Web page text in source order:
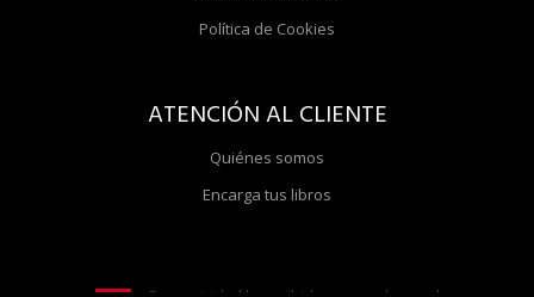
Política de Cookies
ATENCIÓN AL CLIENTE
Quiénes somos
Encarga tus libros